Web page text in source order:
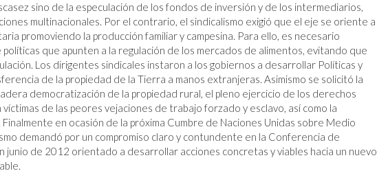
sino de la especulación de los fondos de inversión y de los intermediarios,
multinacionales. Por el contrario, el sindicalismo exigió que el eje se oriente a
promoviendo la producción familiar y campesina. Para ello, es necesario
que apunten a la regulación de los mercados de alimentos, evitando que
Los dirigentes sindicales instaron a los gobiernos a desarrollar Políticas y
de la propiedad de la Tierra a manos extranjeras. Asimismo se solicitó la
democratización de la propiedad rural, el pleno ejercicio de los derechos
víctimas de las peores vejaciones de trabajo forzado y esclavo, así como la
en ocasión de la próxima Cumbre de Naciones Unidas sobre Medio
demandó por un compromiso claro y contundente en la Conferencia de
junio de 2012 orientado a desarrollar acciones concretas y viables hacia un nuevo